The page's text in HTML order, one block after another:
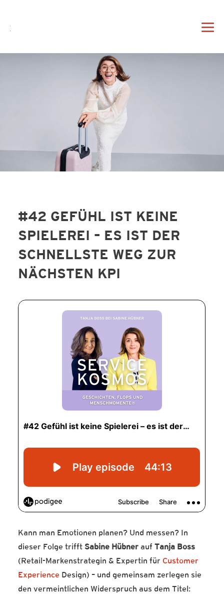
DE| EN
DAHEIM
BERATUNG
SERVICE-BLOG
BÜCHER
KONTAKT
#42 GEFÜHL IST KEINE
SPIELEREI – ES IST DER
SCHNELLSTE WEG ZUR
NÄCHSTEN KPI
Kann man Emotionen planen? Und messen? In
dieser Folge trifft Sabine Hübner auf Tanja Boss
(Retail-Markenstrategin & Expertin für Customer
Experience Design) – und gemeinsam zerlegen sie
den vermeintlichen Widerspruch aus dem Titel: